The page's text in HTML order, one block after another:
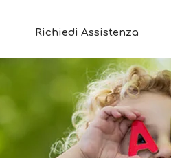
Richiedi Assistenza